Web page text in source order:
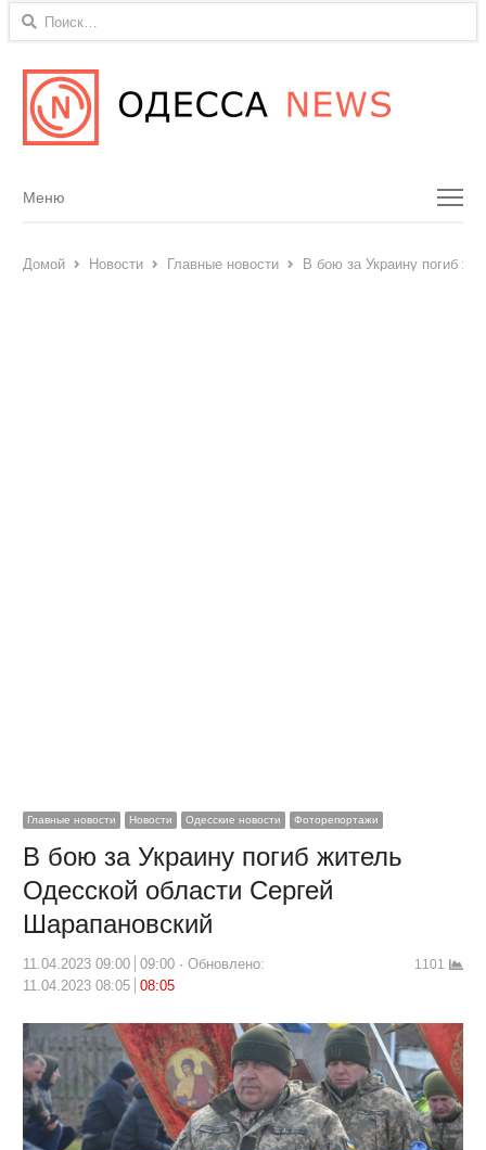
Найти:
Menu
Меню
Домой Новости Главные новости В бою за Украину погиб
Главные новости Новости Одесские новости Фоторепортажи
В бою за Украину погиб житель
Одесской области Сергей
Шарапановский
11.04.2023 09:00 09:00
Обновлено:
11.04.2023 08:05
08:05
1101